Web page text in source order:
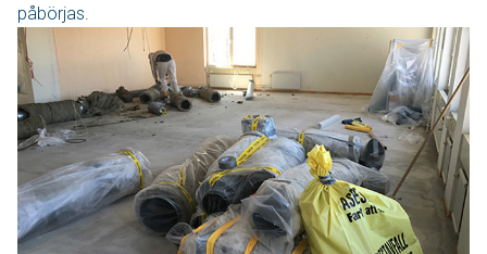
påbörjas.